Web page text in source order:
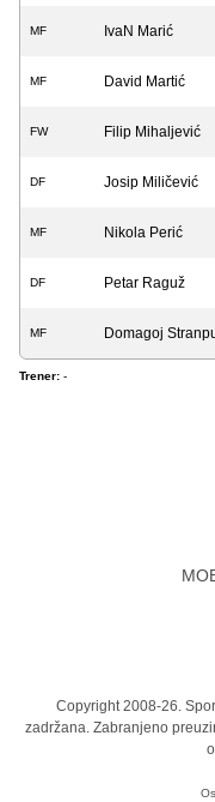
MF IvaN Marić
MF David Martić
FW Filip Mihaljević
DF Josip Miličević
MF Nikola Perić
DF Petar Raguž
MF Domagoj
Trener: -
Copyright 2008-26.
zadržana. Zabranjeno